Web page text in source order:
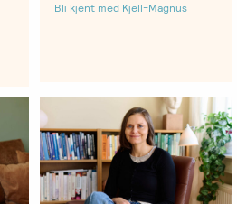
Bli kjent med Kjell-Magnus